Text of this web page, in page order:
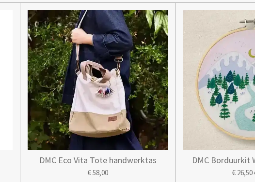
DMC Eco Vita Tote handwerktas
€ 58,00
DMC Borduurkit
€ 26,50